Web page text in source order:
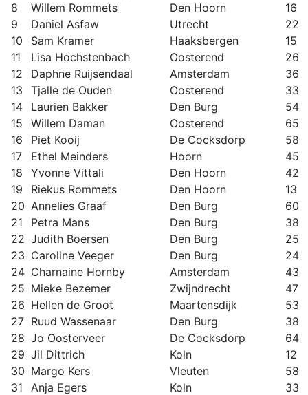
8
Willem Rommets Den Hoorn
16
9
Daniel Asfaw Utrecht
22
10
Sam Kramer Haaksbergen
15
11
Lisa Hochstenbach Oosterend
26
12
Daphne Ruijsendaal Amsterdam
36
13
Tjalle de Ouden Oosterend
33
14
Laurien Bakker Den Burg
54
15
Willem Daman Oosterend
65
16
Piet Kooij De Cocksdorp
58
17
Ethel Meinders Hoorn
45
18
Yvonne Vittali Den Hoorn
42
19
Riekus Rommets Den Hoorn
13
20 Annelies Graaf Den Burg
60
21
Petra Mans Den Burg
38
22 Judith Boersen Den Burg
25
23 Caroline Veeger Den Burg
24
24 Charnaine Hornby Amsterdam
43
25 Mieke Bezemer Zwijndrecht
47
26 Hellen de Groot Maartensdijk
53
27 Ruud Wassenaar Den Burg
38
28 Jo Oosterveer De Cocksdorp
64
29 Jil Dittrich Koln
12
30 Margo Kers Vleuten
58
31
Anja Egers Koln
33